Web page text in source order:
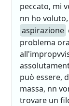
peccato, mi
nn ho
aspirazione
problema
può essere,
massa, nn
trovare un